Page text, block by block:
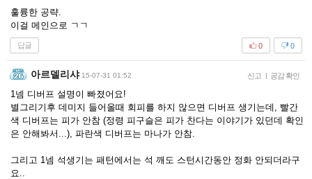
훌륭한 공략.
이걸 메인으로 ㄱㄱ
답글 0
0
아르델리샤 15-07-31 01:52 신고 | 공감 확인
1넴 디버프 설명이 빠졌어요!
별그리기후 데미지 들어올때 회피를 하지 않으면 디버프 생기는데, 빨간
색 디버프는 피가 안참 (정령 피구슬은 피가 찬다는 이야기가 있던데 확인
은 안해봐서...), 파란색 디버프는 마나가 안참.
그리고 1넴 석생기는 패턴에서는 석 깨도 스턴시간동안 정화 안되더라구
요..